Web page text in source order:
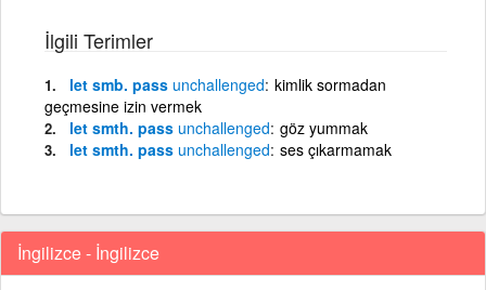
İlgili Terimler
let smb. pass unchallenged kimlik sormadan
geçmesine izin vermek
let smth. pass unchallenged göz yummak
let smth. pass unchallenged ses çıkarmamak
İngilizce - İngilizce